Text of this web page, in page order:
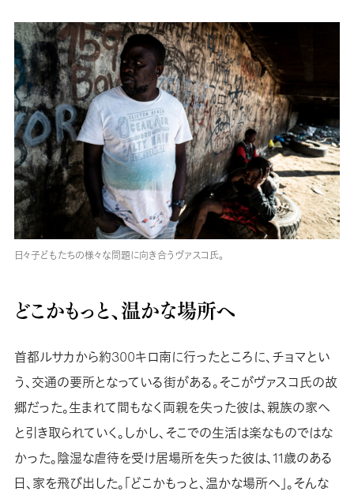
日々子どもたちの様々な問題に向き合うヴァスコ氏。
どこかもっと、温かな場所へ
首都ルサカから約300キロ南に行ったところに、チョマとい
う、交通の要所となっている街がある。そこがヴァスコ氏の故
郷だった。生まれて間もなく両親を失った彼は、親族の家へ
と引き取られていく。しかし、そこでの生活は楽なものではな
かった。陰湿な虐待を受け居場所を失った彼は、11歳のある
日、家を飛び出した。「どこかもっと、温かな場所へ」。そんな